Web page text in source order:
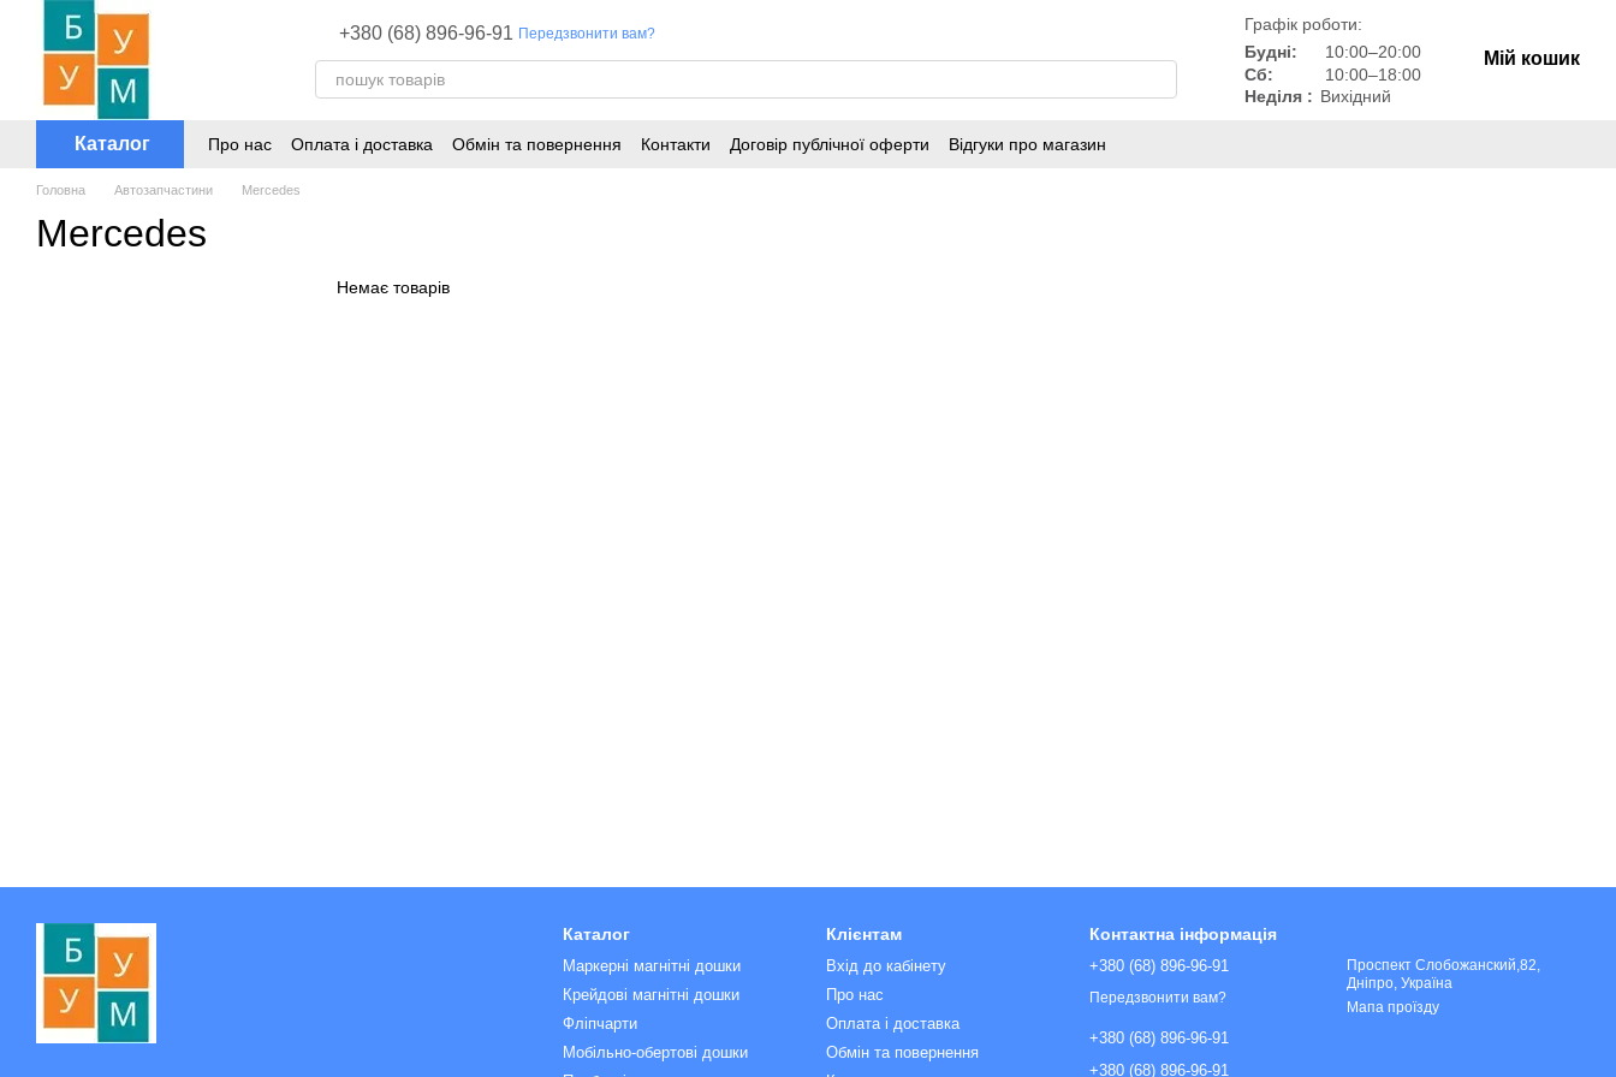
Перейти до основного контенту
+380 (68) 896-96-91 Передзвонити вам?
Графік роботи:
Будні:
10:00–20:00
Сб:
10:00–18:00
Неділя : Вихідний
Мій кошик
Каталог Про нас Оплата і доставка Обмін та повернення Контакти Договір публічної оферти Відгуки про магазин
Головна Автозапчастини Mercedes
Mercedes
Немає товарів
Каталог
Маркерні магнітні дошки
Крейдові магнітні дошки
Фліпчарти
Мобільно-обертові дошки
Клієнтам
Вхід до кабінету
Про нас
Оплата і доставка
Обмін та повернення
Контактна інформація
+380 (68) 896-96-91
Передзвонити вам?
+380 (68) 896-96-91
+380 (68) 896-96-91
Проспект Слобожанский,82,
Дніпро, Україна
Мапа проїзду